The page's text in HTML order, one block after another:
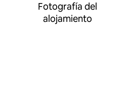
Fotografía del
alojamiento